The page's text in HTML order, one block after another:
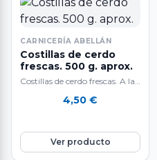
CARNICERÍA ABELLÁN
Costillas de cerdo
frescas. 500 g. aprox.
Costillas de cerdo frescas. A la
aproximadamente. La carne
4,50 €
Ver producto